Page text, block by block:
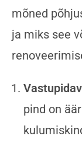
mõned
ja miks see
pind on